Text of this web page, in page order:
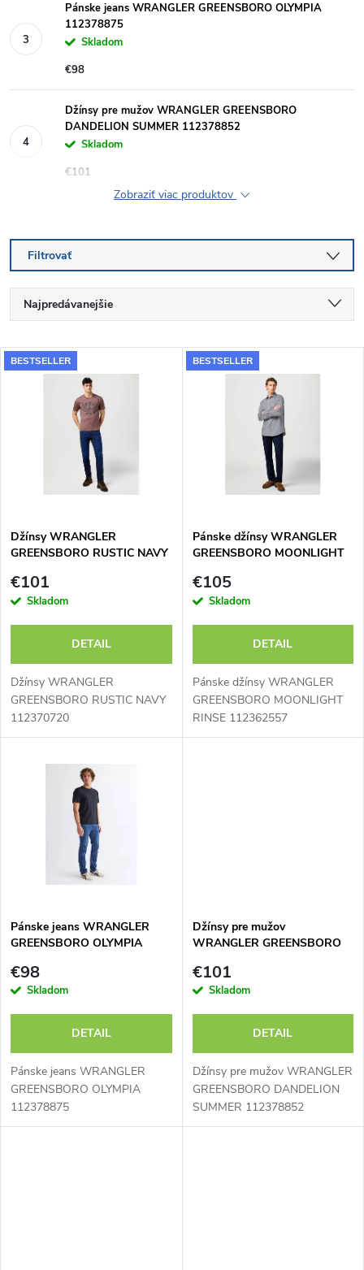
Pánske jeans WRANGLER GREENSBORO OLYMPIA
112378875
Skladom
€98
Džínsy pre mužov WRANGLER GREENSBORO
DANDELION SUMMER 112378852
Skladom
€101
Zobraziť viac produktov
Filtrovať
R
a
e
p
r
o
d
v
Najpredávanejšie
Najdrahšie
V
s
p
r
d
u
BESTSELLER
Džínsy WRANGLER
GREENSBORO RUSTIC NAVY
€101
Skladom
DETAIL
Džínsy WRANGLER
GREENSBORO RUSTIC NAVY
112370720
BESTSELLER
Pánske džínsy WRANGLER
GREENSBORO MOONLIGHT
€105
Skladom
DETAIL
Pánske džínsy WRANGLER
GREENSBORO MOONLIGHT
RINSE 112362557
Pánske jeans WRANGLER
GREENSBORO OLYMPIA
€98
Skladom
DETAIL
Pánske jeans WRANGLER
GREENSBORO OLYMPIA
112378875
Džínsy pre mužov
WRANGLER GREENSBORO
112378852
€101
Skladom
DETAIL
Džínsy pre mužov WRANGLER
GREENSBORO DANDELION
SUMMER 112378852